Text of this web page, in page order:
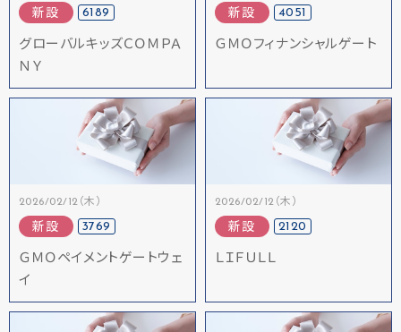
新設 6189
グローバルキッズＣＯＭＰＡ
ＮＹ
新設 4051
ＧＭＯフィナンシャルゲート
2026/02/12（木）
新設 3769
ＧＭＯペイメントゲートウェ
イ
2026/02/12（木）
新設 2120
ＬＩＦＵＬＬ